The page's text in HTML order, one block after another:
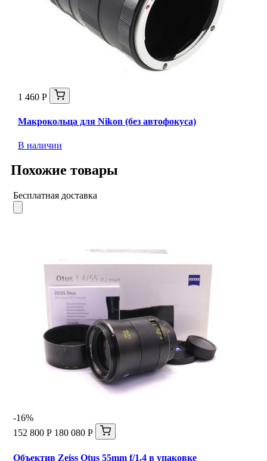
1 460 Р
Макрокольца для Nikon (без автофокуса)
В наличии
Похожие товары
Бесплатная доставка
-16%
152 800 Р 180 080 Р
Объектив Zeiss Otus 55mm f/1.4 в упаковке